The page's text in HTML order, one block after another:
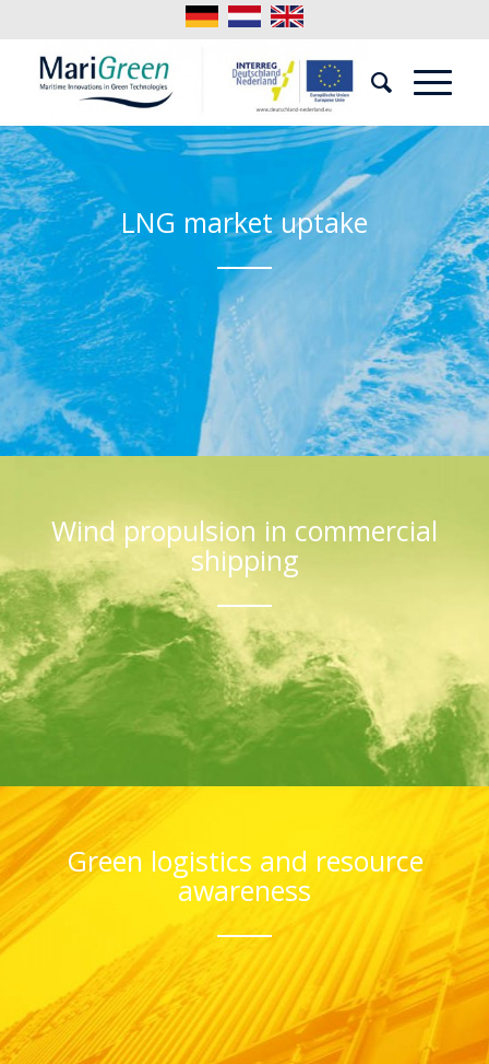
LNG market uptake
Wind propulsion in commercial
shipping
Green logistics and resource
awareness